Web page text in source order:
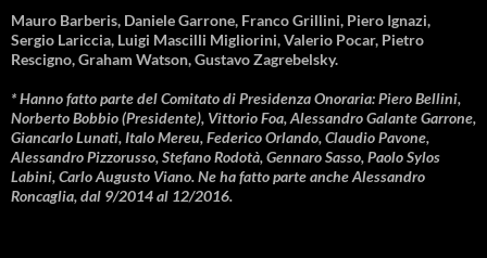
Mauro Barberis, Daniele Garrone, Franco Grillini, Piero Ignazi,
Sergio Lariccia, Luigi Mascilli Migliorini, Valerio Pocar, Pietro
Rescigno, Graham Watson, Gustavo Zagrebelsky.
* Hanno fatto parte del Comitato di Presidenza Onoraria: Piero Bellini,
Norberto Bobbio (Presidente), Vittorio Foa, Alessandro Galante Garrone,
Giancarlo Lunati, Italo Mereu, Federico Orlando, Claudio Pavone,
Alessandro Pizzorusso, Stefano Rodotà, Gennaro Sasso, Paolo Sylos
Labini, Carlo Augusto Viano. Ne ha fatto parte anche Alessandro
Roncaglia, dal 9/2014 al 12/2016.